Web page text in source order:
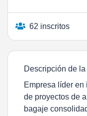
62 inscritos
Descripción de la
Empresa líder
de proyectos de
bagaje